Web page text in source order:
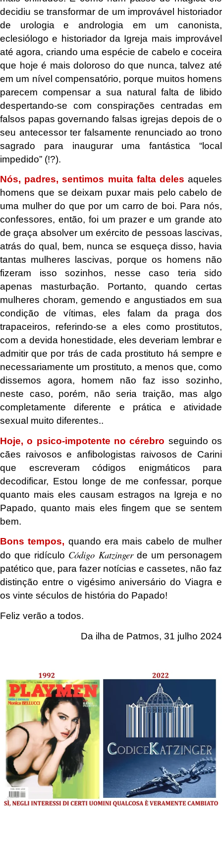
decidiu se transformar de um improvável historiador
de urologia e andrologia em um canonista,
eclesiólogo e historiador da Igreja mais improvável
até agora, criando uma espécie de cabelo e coceira
que hoje é mais doloroso do que nunca, talvez até
em um nível compensatório, porque muitos homens
parecem compensar a sua natural falta de libido
despertando-se com conspirações centradas em
falsos papas governando falsas igrejas depois de o
seu antecessor ter falsamente renunciado ao trono
sagrado para inaugurar uma fantástica “local
impedido” (!?).
Nós, padres, sentimos muita falta deles aqueles
homens que se deixam puxar mais pelo cabelo de
uma mulher do que por um carro de boi. Para nós,
confessores, então, foi um prazer e um grande ato
de graça absolver um exército de pessoas lascivas,
atrás do qual, bem, nunca se esqueça disso, havia
tantas mulheres lascivas, porque os homens não
fizeram isso sozinhos, nesse caso teria sido
apenas masturbação. Portanto, quando certas
mulheres choram, gemendo e angustiados em sua
condição de vítimas, eles falam da praga dos
trapaceiros, referindo-se a eles como prostitutos,
com a devida honestidade, eles deveriam lembrar e
admitir que por trás de cada prostituto há sempre e
necessariamente um prostituto, a menos que, como
dissemos agora, homem não faz isso sozinho,
neste caso, porém, não seria traição, mas algo
completamente diferente e prática e atividade
sexual muito diferentes..
Hoje, o psico-impotente no cérebro seguindo os
cães raivosos e anfibologistas raivosos de Carini
que escreveram códigos enigmáticos para
decodificar, Estou longe de me confessar, porque
quanto mais eles causam estragos na Igreja e no
Papado, quanto mais eles fingem que se sentem
bem.
Bons tempos, quando era mais cabelo de mulher
do que ridículo Código Katzingerde um personagem
patético que, para fazer notícias e cassetes, não faz
distinção entre o vigésimo aniversário do Viagra e
os vinte séculos de história do Papado!
Feliz verão a todos.
Da ilha de Patmos, 31 julho 2024